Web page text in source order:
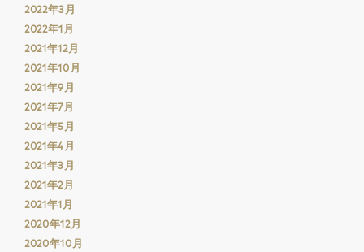
2022年3月
2022年1月
2021年12月
2021年10月
2021年9月
2021年7月
2021年5月
2021年4月
2021年3月
2021年2月
2021年1月
2020年12月
2020年10月